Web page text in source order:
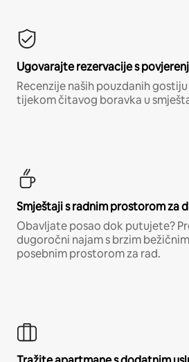
Ugovarajte rezervacije s
Recenzije naših pouzdanih
tijekom čitavog boravka u
Smještaji s radnim prostorom za
Obavljate posao dok putujete?
dugoročni najam s brzim
posebnim prostorom za rad.